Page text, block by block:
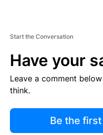
Start the Conversation
Have your
Leave a comment
think.
Be the